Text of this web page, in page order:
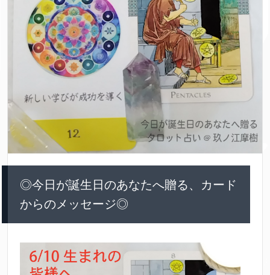
◎今日が誕生日のあなたへ贈る、カード
からのメッセージ◎